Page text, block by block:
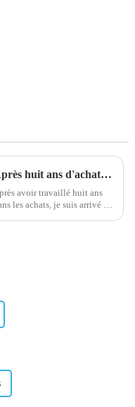
Après huit ans d'achat, je suis arrivé à une conclusion très importante
avoir travaillé huit ans
les achats, je suis arrivé à